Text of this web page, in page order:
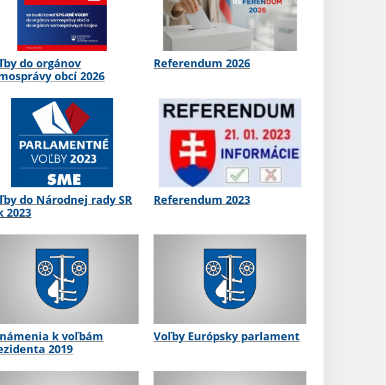
do orgánov
obcí 2026
Referendum 2026
do Národnej rady SR
2023
Referendum 2023
k voľbám
2019
Voľby Európsky parlament